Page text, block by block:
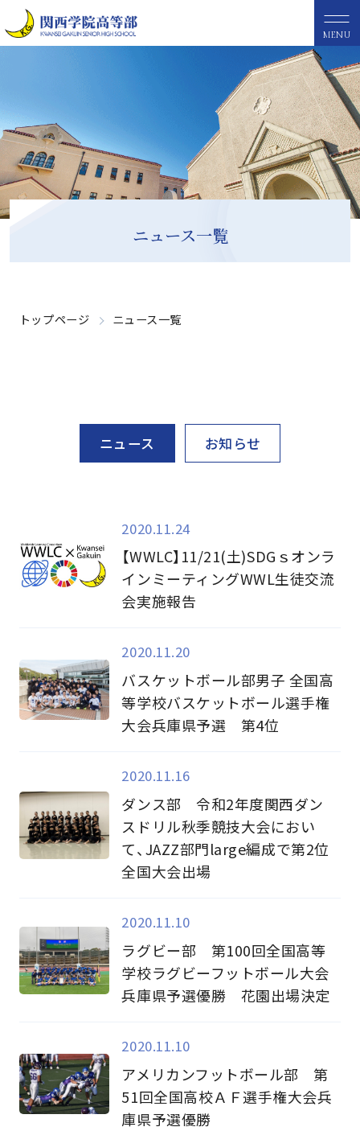
MENU
ニュース一覧
トップページ ニュース一覧
ニュース お知らせ
2020.11.24
【WWLC】11/21(土)SDGｓオンラ
インミーティングWWL生徒交流
会実施報告
2020.11.20
バスケットボール部男子 全国高
等学校バスケットボール選手権
大会兵庫県予選 第4位
2020.11.16
ダンス部 令和2年度関西ダン
スドリル秋季競技大会におい
て、JAZZ部門large編成で第2位
全国大会出場
2020.11.10
ラグビー部 第100回全国高等
学校ラグビーフットボール大会
兵庫県予選優勝 花園出場決定
2020.11.10
アメリカンフットボール部 第
51回全国高校ＡＦ選手権大会兵
庫県予選優勝